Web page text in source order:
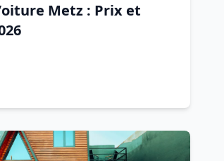
Metz : Prix et